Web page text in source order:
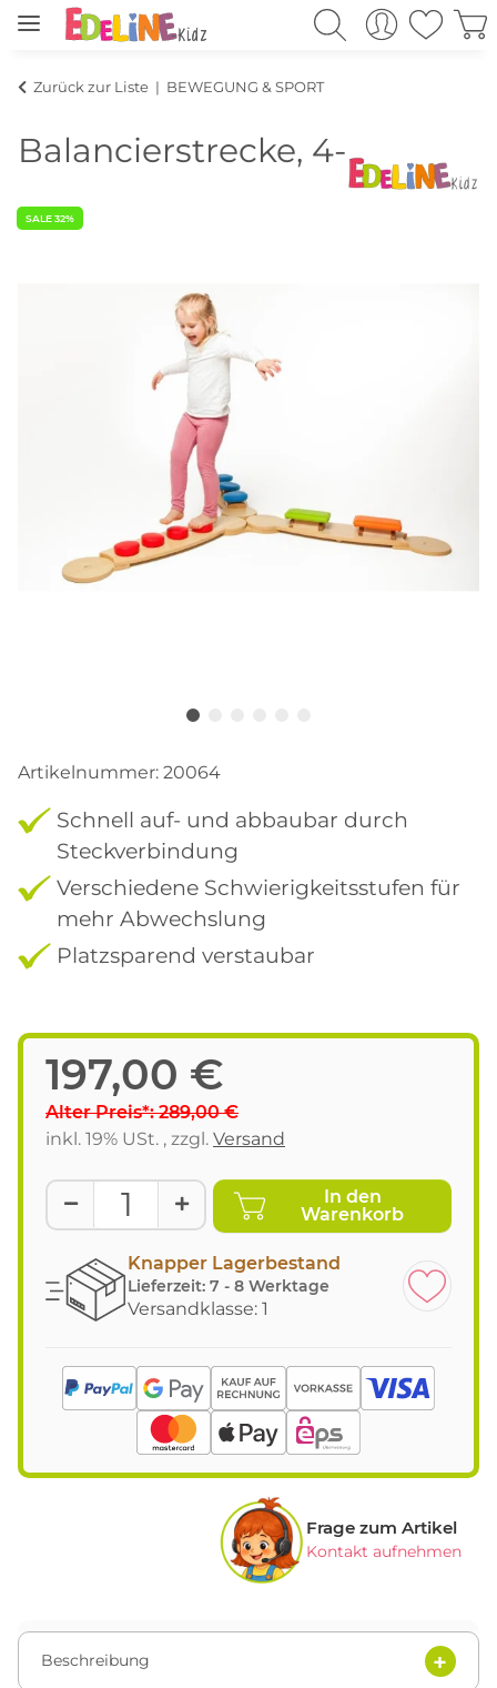
Zurück zur Liste BEWEGUNG & SPORT
Balancierstrecke, 4-tlg.
SALE 32%
Artikelnummer: 20064
Schnell auf- und abbaubar durch
Steckverbindung
Verschiedene Schwierigkeitsstufen für
mehr Abwechslung
Platzsparend verstaubar
197,00 €
Alter Preis*: 289,00 €
inkl. 19% USt. , zzgl. Versand
In den
Warenkorb
Knapper Lagerbestand
Lieferzeit: 7 - 8 Werktage
Versandklasse: 1
Frage zum Artikel
Kontakt aufnehmen
Beschreibung